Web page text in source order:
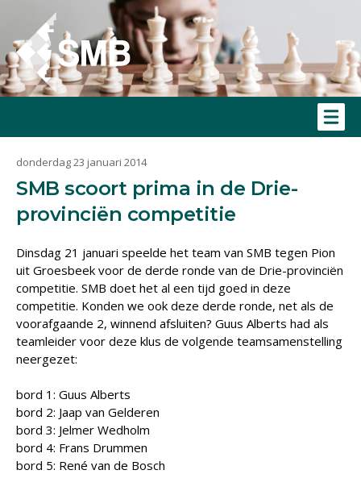
donderdag 23 januari 2014
SMB scoort prima in de Drie-
provinciën competitie
Dinsdag 21 januari speelde het team van SMB tegen Pion
uit Groesbeek voor de derde ronde van de Drie-provinciën
competitie. SMB doet het al een tijd goed in deze
competitie. Konden we ook deze derde ronde, net als de
voorafgaande 2, winnend afsluiten? Guus Alberts had als
teamleider voor deze klus de volgende teamsamenstelling
neergezet:
bord 1: Guus Alberts
bord 2: Jaap van Gelderen
bord 3: Jelmer Wedholm
bord 4: Frans Drummen
bord 5: René van de Bosch